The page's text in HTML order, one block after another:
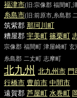
福津市(旧:宗像郡 福間町,
糸島市(旧:前原市,糸島郡
筑紫郡 那珂川 町
糟屋郡 宇美町 篠栗町
宗像郡 福間町 津屋崎町 玄
糸島郡 二丈町 志摩町
北九州 北九州市 門
行橋市 豊前市 中間市
遠賀郡 芦屋町 水巻町